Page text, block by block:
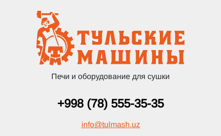
Печи и оборудование для сушки
+998 (78) 555-35-35
info@tulmash.uz